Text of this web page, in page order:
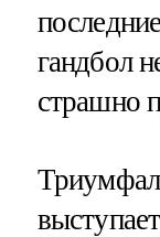
гандбол
страшно